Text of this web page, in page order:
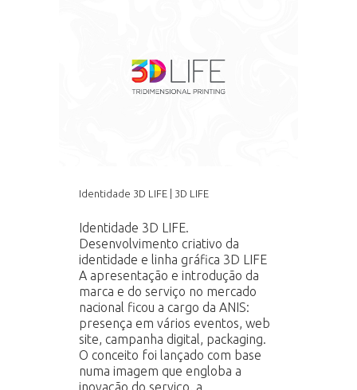
Identidade 3D LIFE | 3D LIFE
Identidade 3D LIFE.
Desenvolvimento criativo da
identidade e linha gráfica 3D LIFE
A apresentação e introdução da
marca e do serviço no mercado
nacional ficou a cargo da ANIS:
presença em vários eventos, web
site, campanha digital, packaging.
O conceito foi lançado com base
numa imagem que engloba a
inovação do serviço, a